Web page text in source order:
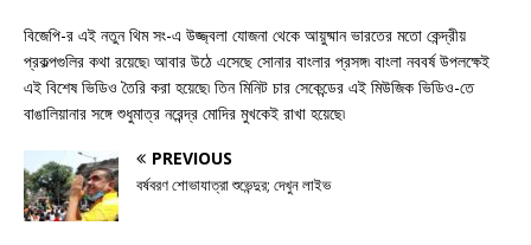
বিজেপি-র এই নতুন থিম সং-এ উজ্জ্বলা যোজনা থেকে আয়ুষ্মান ভারতের মতো কেন্দ্রীয়
প্রকল্পগুলির কথা রয়েছে৷ আবার উঠে এসেছে সোনার বাংলার প্রসঙ্গ৷ বাংলা নববর্ষ উপলক্ষেই
এই বিশেষ ভিডিও তৈরি করা হয়েছে৷ তিন মিনিট চার সেকেন্ডের এই মিউজিক ভিডিও-তে
বাঙালিয়ানার সঙ্গে শুধুমাত্র নরেন্দ্র মোদির মুখকেই রাখা হয়েছে৷
PREVIOUS
বর্ষবরণ শোভাযাত্রা শুভেন্দুর; দেখুন লাইভ